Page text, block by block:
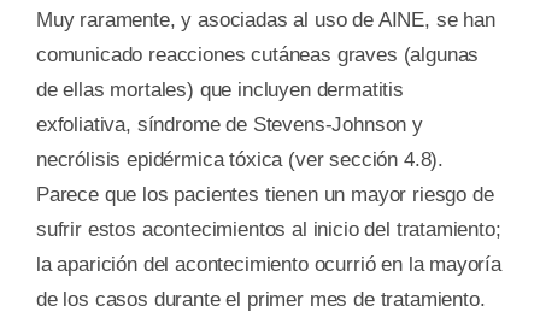
Muy raramente, y asociadas al uso de AINE, se han
comunicado reacciones cutáneas graves (algunas
de ellas mortales) que incluyen dermatitis
exfoliativa, síndrome de Stevens-Johnson y
necrólisis epidérmica tóxica (ver sección 4.8).
Parece que los pacientes tienen un mayor riesgo de
sufrir estos acontecimientos al inicio del tratamiento;
la aparición del acontecimiento ocurrió en la mayoría
de los casos durante el primer mes de tratamiento.